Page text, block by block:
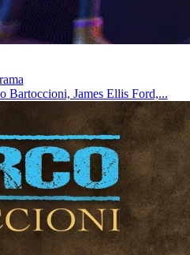
rama
Bartoccioni, James Ellis Ford,...